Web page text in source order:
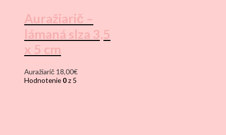
Auražiarič –
lámaná slza 3,5
x 5 cm
Auražiarič 18,00€
Hodnotenie 0z 5